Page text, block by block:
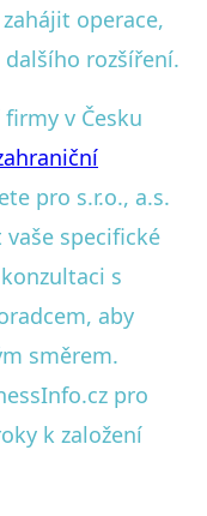
operace,
rozšíření.
v Česku
pro s.r.o., a.s.
specifické
s
aby
směrem.
pro
k založení